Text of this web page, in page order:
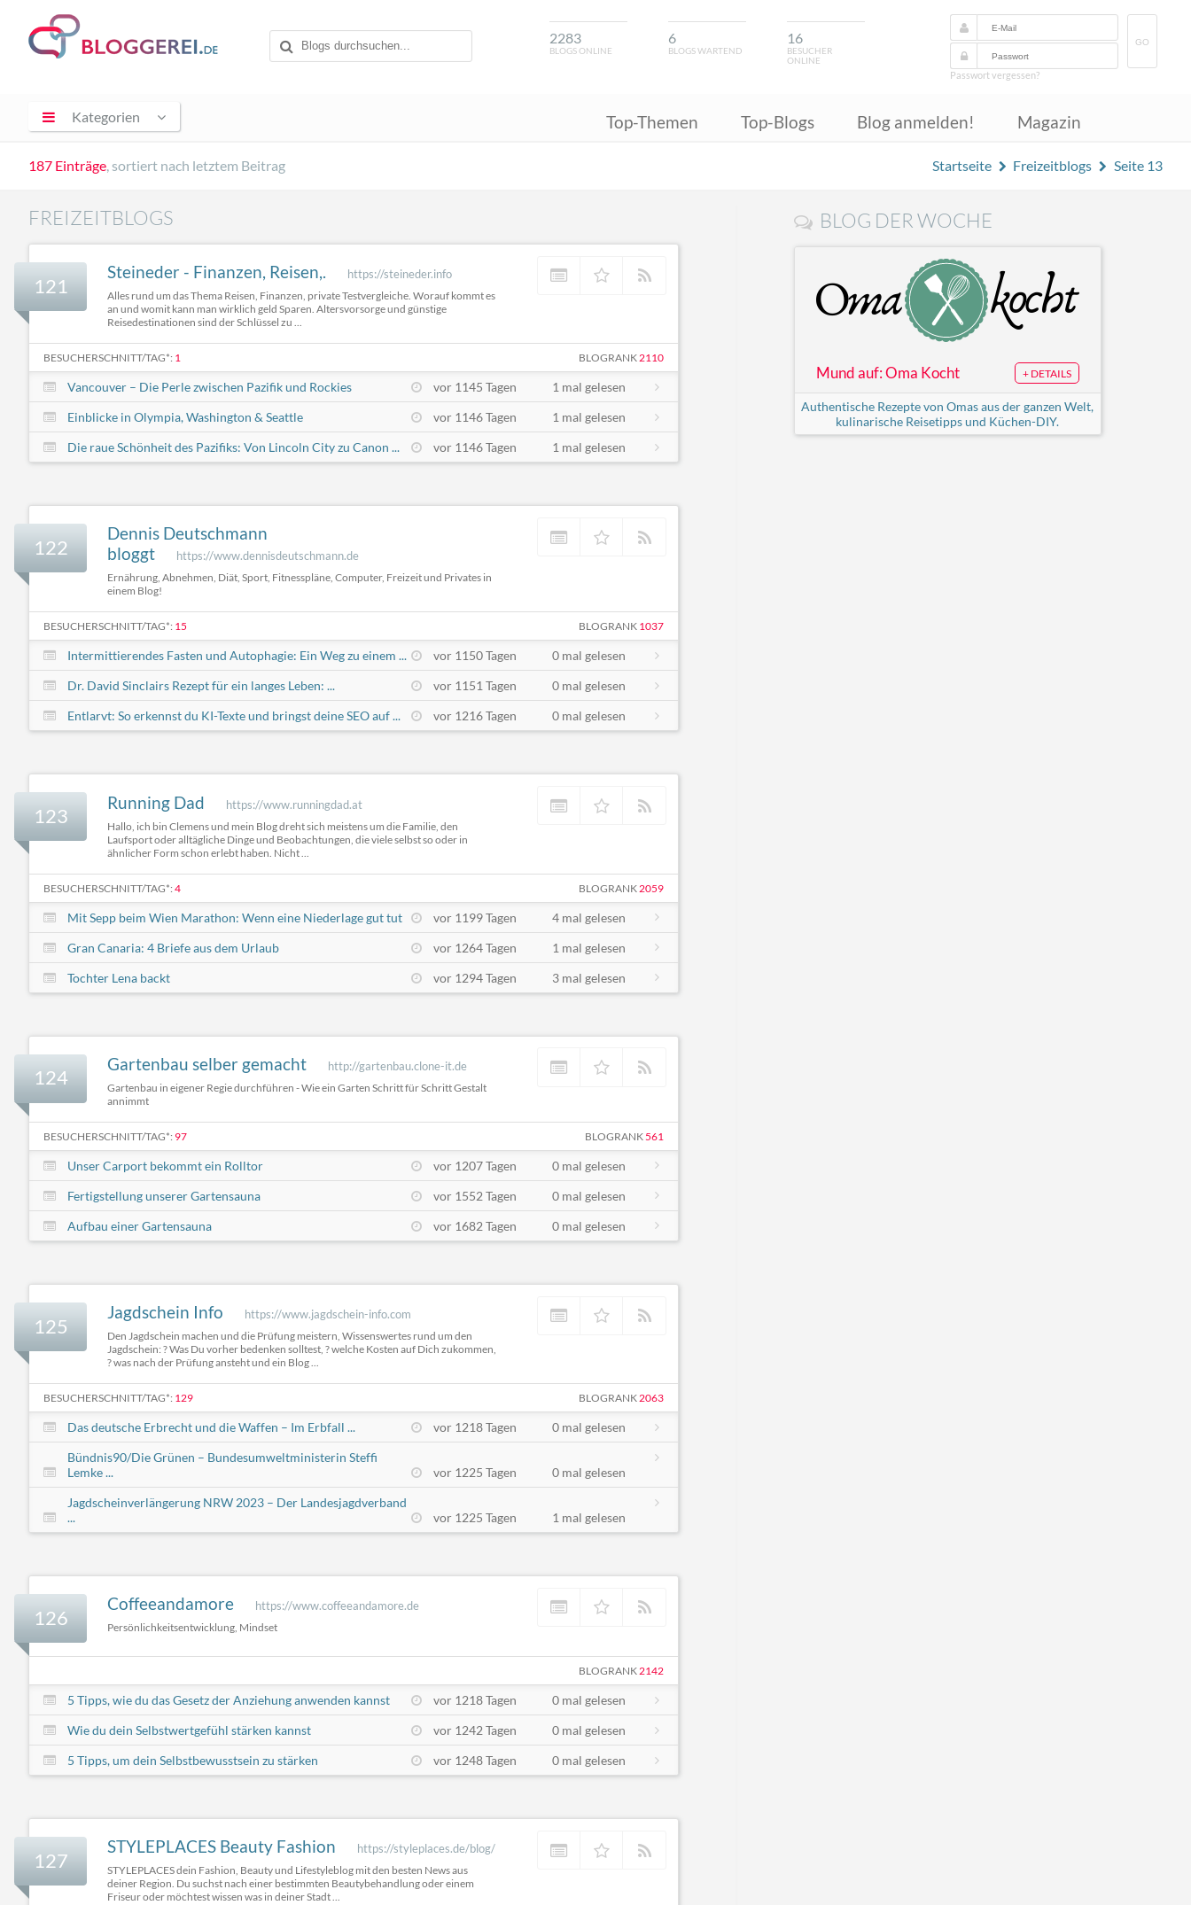
2283
BLOGS ONLINE
6
BLOGS WARTEND
16
BESUCHER
ONLINE
GO
Passwort vergessen?
Kategorien Top-Themen Top-Blogs Blog anmelden! Magazin
187 Einträge, sortiert nach letztem Beitrag Startseite Freizeitblogs Seite 13
FREIZEITBLOGS
121
Steineder - Finanzen, Reisen,. https://steineder.info
Alles rund um das Thema Reisen, Finanzen, private Testvergleiche. Worauf kommt es
an und womit kann man wirklich geld Sparen. Altersvorsorge und günstige
Reisedestinationen sind der Schlüssel zu ...
BESUCHERSCHNITT/TAG*: 1 BLOGRANK2110
Vancouver – Die Perle zwischen Pazifik und Rockies vor 1145 Tagen
1 mal gelesen
Einblicke in Olympia, Washington & Seattle
vor 1146 Tagen
1 mal gelesen
Die raue Schönheit des Pazifiks: Von Lincoln City zu Canon ...
vor 1146 Tagen 1 mal gelesen
122
Dennis Deutschmann
bloggt
https://www.dennisdeutschmann.de
Ernährung, Abnehmen, Diät, Sport, Fitnesspläne, Computer, Freizeit und Privates in
einem Blog!
BESUCHERSCHNITT/TAG*: 15 BLOGRANK 1037
Intermittierendes Fasten und Autophagie: Ein Weg zu einem ... vor 1150 Tagen
0 mal gelesen
Dr. David Sinclairs Rezept für ein langes Leben: ...
vor 1151 Tagen
0 mal gelesen
Entlarvt: So erkennst du KI-Texte und bringst deine SEO auf ...
vor 1216 Tagen 0 mal gelesen
123
Running Dad https://www.runningdad.at
Hallo, ich bin Clemens und mein Blog dreht sich meistens um die Familie, den
Laufsport oder alltägliche Dinge und Beobachtungen, die viele selbst so oder in
ähnlicher Form schon erlebt haben. Nicht ...
BESUCHERSCHNITT/TAG*: 4 BLOGRANK 2059
Mit Sepp beim Wien Marathon: Wenn eine Niederlage gut tut vor 1199 Tagen
4 mal gelesen
Gran Canaria: 4 Briefe aus dem Urlaub
vor 1264 Tagen
1 mal gelesen
Tochter Lena backt
vor 1294 Tagen 3 mal gelesen
124
Gartenbau selber gemacht http://gartenbau.clone-it.de
Gartenbau in eigener Regie durchführen - Wie ein Garten Schritt für Schritt Gestalt
annimmt
BESUCHERSCHNITT/TAG*: 97 BLOGRANK 561
Unser Carport bekommt ein Rolltor vor 1207 Tagen
0 mal gelesen
Fertigstellung unserer Gartensauna
vor 1552 Tagen
0 mal gelesen
Aufbau einer Gartensauna
vor 1682 Tagen 0 mal gelesen
125
Jagdschein Info https://www.jagdschein-info.com
Den Jagdschein machen und die Prüfung meistern, Wissenswertes rund um den
Jagdschein: ? Was Du vorher bedenken solltest, ? welche Kosten auf Dich zukommen,
? was nach der Prüfung ansteht und ein Blog ...
BESUCHERSCHNITT/TAG*: 129 BLOGRANK 2063
Das deutsche Erbrecht und die Waffen – Im Erbfall ... vor 1218 Tagen
0 mal gelesen
Bündnis90/Die Grünen – Bundesumweltministerin Steffi
Lemke ...
vor 1225 Tagen
0 mal gelesen
Jagdscheinverlängerung NRW 2023 – Der Landesjagdverband
...
vor 1225 Tagen 1 mal gelesen
126
Coffeeandamore https://www.coffeeandamore.de
Persönlichkeitsentwicklung, Mindset
BLOGRANK2142
5 Tipps, wie du das Gesetz der Anziehung anwenden kannst vor 1218 Tagen
0 mal gelesen
Wie du dein Selbstwertgefühl stärken kannst
vor 1242 Tagen
0 mal gelesen
5 Tipps, um dein Selbstbewusstsein zu stärken
vor 1248 Tagen 0 mal gelesen
127
STYLEPLACES Beauty Fashion https://styleplaces.de/blog/
STYLEPLACES dein Fashion, Beauty und Lifestyleblog mit den besten News aus
deiner Region. Du suchst nach einer bestimmten Beautybehandlung oder einem
Friseur oder möchtest wissen was in deiner Stadt ...
BLOG DER WOCHE
Mund auf: Oma Kocht + DETAILS
Authentische Rezepte von Omas aus der ganzen Welt,
kulinarische Reisetipps und Küchen-DIY.